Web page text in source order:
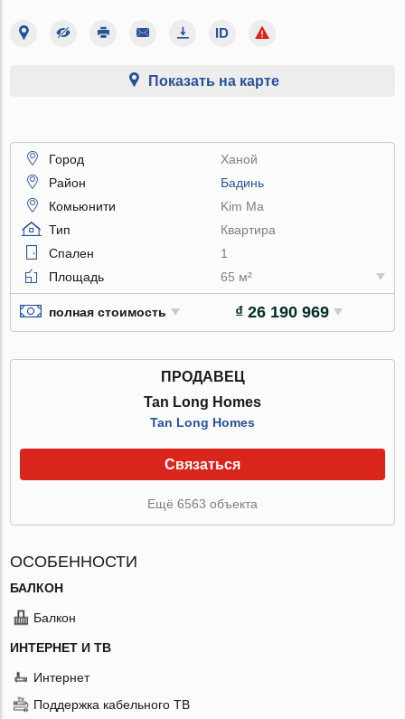
Показать на карте
Город
Ханой
Район
Бадинь
Комьюнити
Kim Ma
Тип
Квартира
Спален
1
Площадь
65 м²
полная стоимость ₫ 26 190 969
ПРОДАВЕЦ
Tan Long Homes
Tan Long Homes
Связаться
Ещё 6563 объекта
ОСОБЕННОСТИ
БАЛКОН
Балкон
ИНТЕРНЕТ И ТВ
Интернет
Поддержка кабельного ТВ